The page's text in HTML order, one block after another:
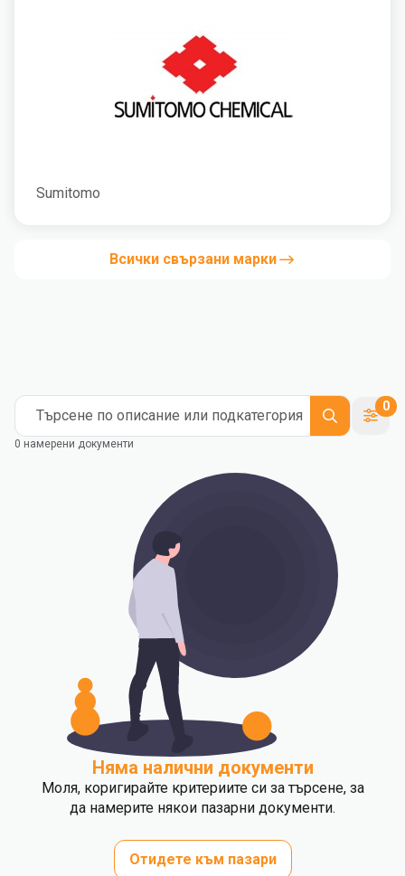
Sumitomo
Всички свързани марки
Търсене по описание или подкатегория
0
0 намерени документи
Няма налични документи
Моля, коригирайте критериите си за търсене, за
да намерите някои пазарни документи.
Отидете към пазари